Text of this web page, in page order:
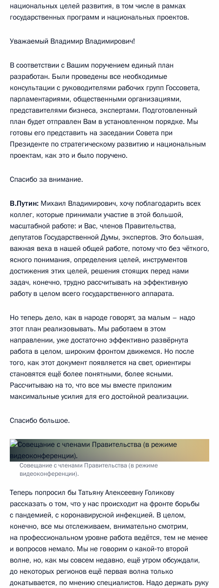
национальных целей развития, в том числе в рамках
государственных программ и национальных проектов.
Уважаемый Владимир Владимирович!
В соответствии с Вашим поручением единый план
разработан. Были проведены все необходимые
консультации с руководителями рабочих групп Госсовета,
парламентариями, общественными организациями,
представителями бизнеса, экспертами. Подготовленный
план будет отправлен Вам в установленном порядке. Мы
готовы его представить на заседании Совета при
Президенте по стратегическому развитию и национальным
проектам, как это и было поручено.
Спасибо за внимание.
В.Путин: Михаил Владимирович, хочу поблагодарить всех
коллег, которые принимали участие в этой большой,
масштабной работе: и Вас, членов Правительства,
депутатов Государственной Думы, экспертов. Это большая,
важная веха в нашей общей работе, потому что без чёткого,
ясного понимания, определения целей, инструментов
достижения этих целей, решения стоящих перед нами
задач, конечно, трудно рассчитывать на эффективную
работу в целом всего государственного аппарата.
Но теперь дело, как в народе говорят, за малым – надо
этот план реализовывать. Мы работаем в этом
направлении, уже достаточно эффективно развёрнута
работа в целом, широким фронтом движемся. Но после
того, как этот документ появляется на свет, ориентиры
становятся ещё более понятными, более ясными.
Рассчитываю на то, что все мы вместе приложим
максимальные усилия для его достойной реализации.
Спасибо большое.
Совещание с членами Правительства (в режиме
видеоконференции).
Теперь попросил бы Татьяну Алексеевну Голикову
рассказать о том, что у нас происходит на фронте борьбы
с пандемией, с коронавирусной инфекцией. В целом,
конечно, все мы отслеживаем, внимательно смотрим,
на профессиональном уровне работа ведётся, тем не менее
и вопросов немало. Мы не говорим о какой‑то второй
волне, но, как мы совсем недавно, ещё утром обсуждали,
до некоторых регионов ещё первая волна только
докатывается, по мнению специалистов. Надо держать руку